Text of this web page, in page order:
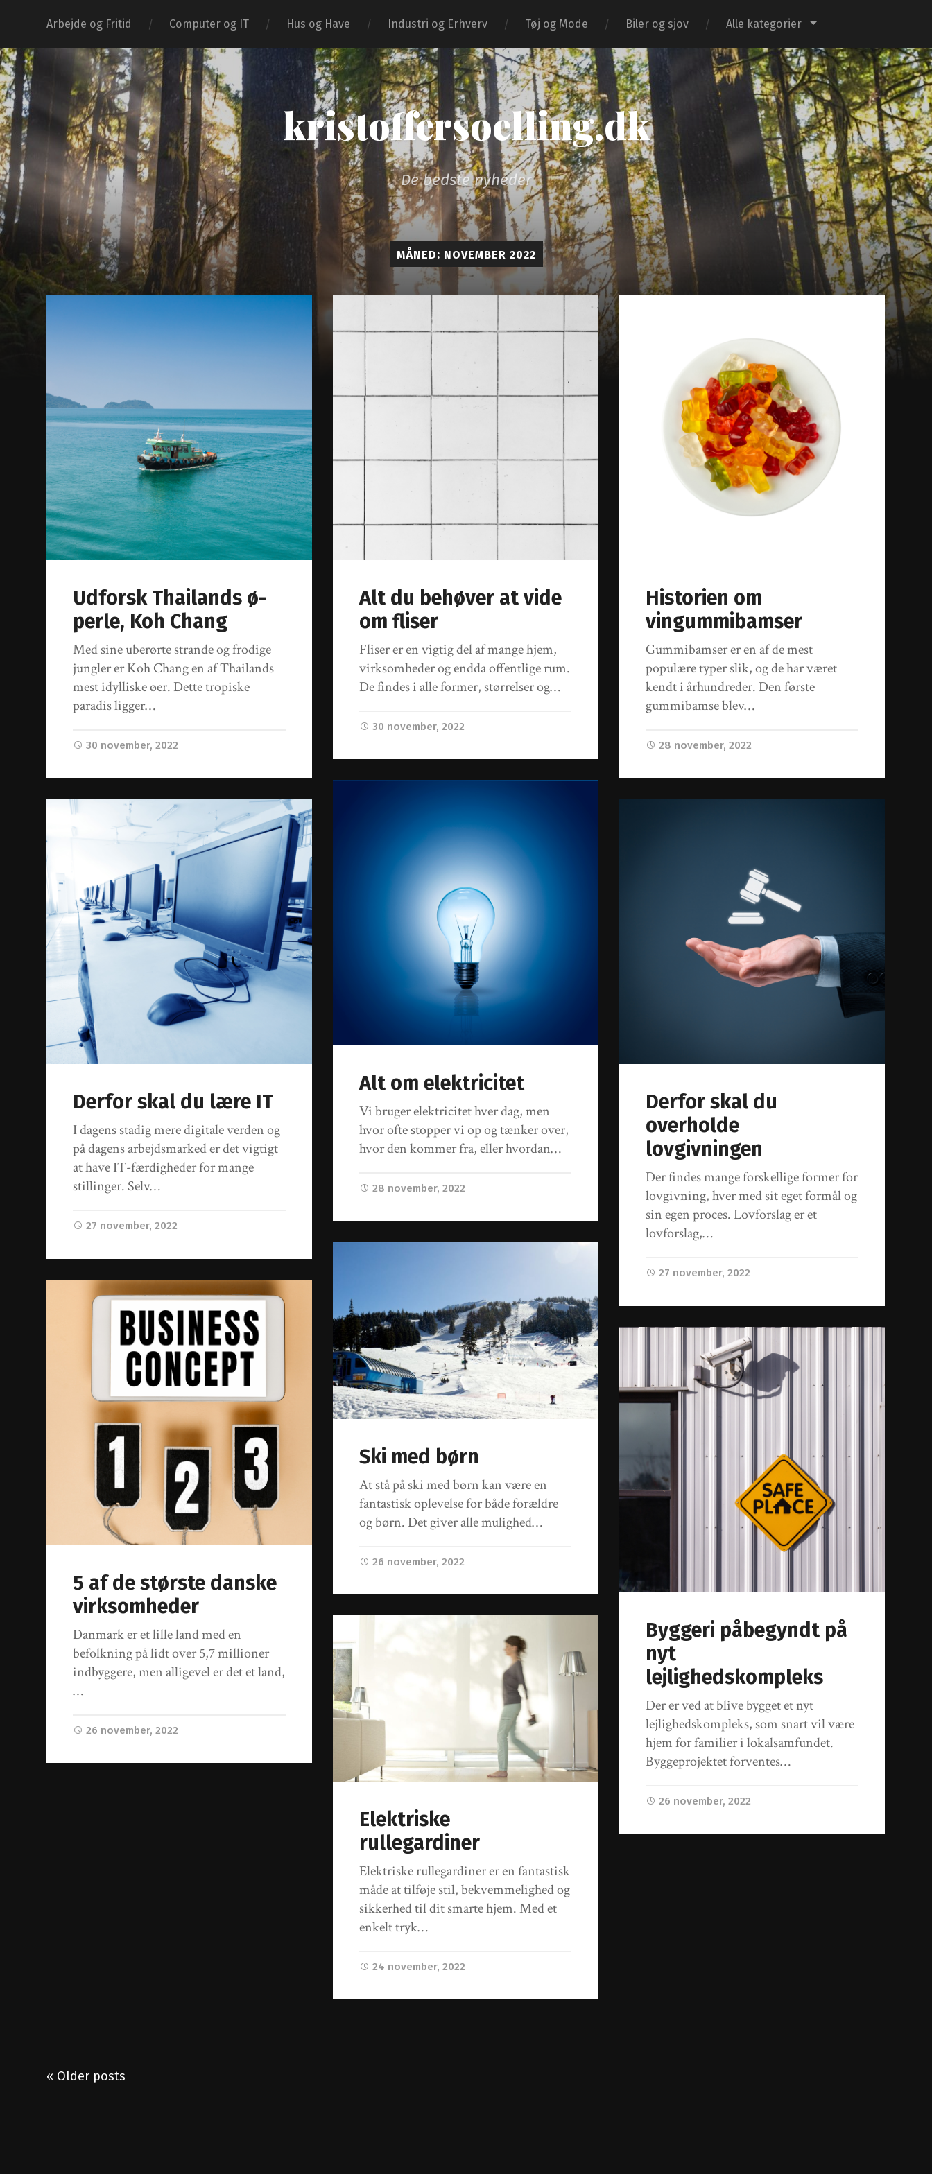
Arbejde og Fritid Computer og IT Hus og Have Industri og Erhverv Tøj og Mode Biler og sjov Alle kategorier
kristoffersoelling.dk
De bedste nyheder
MÅNED: NOVEMBER 2022
Udforsk Thailands ø-
perle, Koh Chang
Med sine uberørte strande og frodige
jungler er Koh Chang en af Thailands
mest idylliske øer. Dette tropiske
paradis ligger…
30 november, 2022
Alt du behøver at vide
om fliser
Fliser er en vigtig del af mange hjem,
virksomheder og endda offentlige rum.
De findes i alle former, størrelser og…
30 november, 2022
Historien om
vingummibamser
Gummibamser er en af de mest
populære typer slik, og de har været
kendt i århundreder. Den første
gummibamse blev…
28 november, 2022
Alt om elektricitet
Vi bruger elektricitet hver dag, men
hvor ofte stopper vi op og tænker over,
hvor den kommer fra, eller hvordan…
28 november, 2022
Derfor skal du lære IT
I dagens stadig mere digitale verden og
på dagens arbejdsmarked er det vigtigt
at have IT-færdigheder for mange
stillinger. Selv…
27 november, 2022
Derfor skal du
overholde
lovgivningen
Der findes mange forskellige former for
lovgivning, hver med sit eget formål og
sin egen proces. Lovforslag er et
lovforslag,…
27 november, 2022
Ski med børn
At stå på ski med børn kan være en
fantastisk oplevelse for både forældre
og børn. Det giver alle mulighed…
26 november, 2022
5 af de største danske
virksomheder
Danmark er et lille land med en
befolkning på lidt over 5,7 millioner
indbyggere, men alligevel er det et land,
…
26 november, 2022
Byggeri påbegyndt på
nyt
lejlighedskompleks
Der er ved at blive bygget et nyt
lejlighedskompleks, som snart vil være
hjem for familier i lokalsamfundet.
Byggeprojektet forventes…
26 november, 2022
Elektriske
rullegardiner
Elektriske rullegardiner er en fantastisk
måde at tilføje stil, bekvemmelighed og
sikkerhed til dit smarte hjem. Med et
enkelt tryk…
24 november, 2022
« Older posts